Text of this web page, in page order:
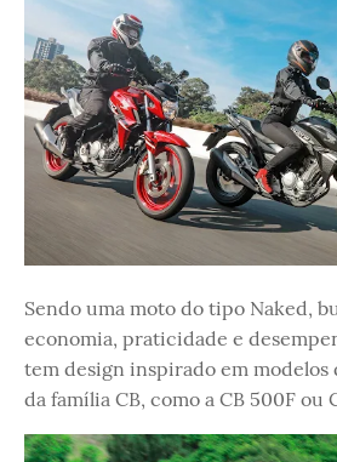
Sendo uma moto do tipo Naked,
economia, praticidade e
tem design inspirado em
da família CB, como a CB 500F ou